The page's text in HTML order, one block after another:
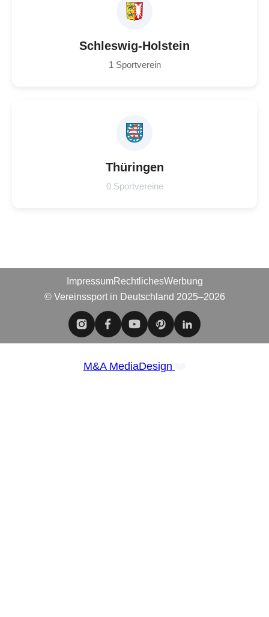
Schleswig-Holstein
1 Sportverein
Thüringen
0 Sportvereine
ImpressumRechtlichesWerbung
© Vereinssport in Deutschland 2025–2026
M&A MediaDesign